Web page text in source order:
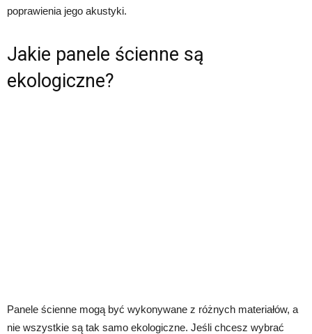
poprawienia jego akustyki.
Jakie panele ścienne są
ekologiczne?
Panele ścienne mogą być wykonywane z różnych materiałów, a
nie wszystkie są tak samo ekologiczne. Jeśli chcesz wybrać